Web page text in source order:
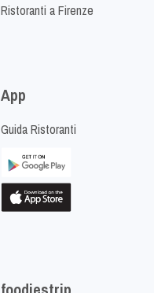
Ristoranti a Firenze
App
Guida Ristoranti